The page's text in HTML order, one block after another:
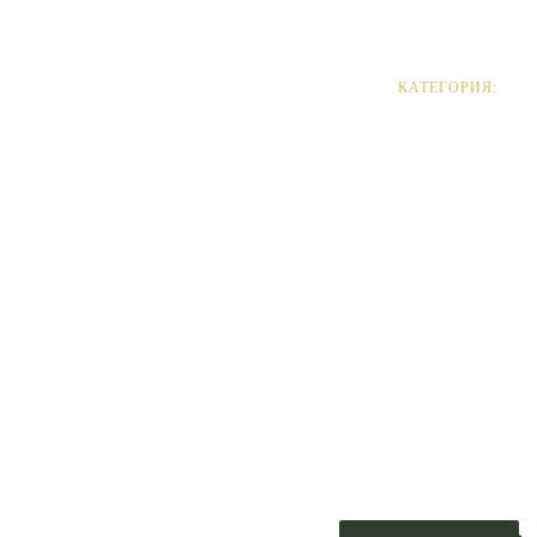
КАТЕГОРИЯ: